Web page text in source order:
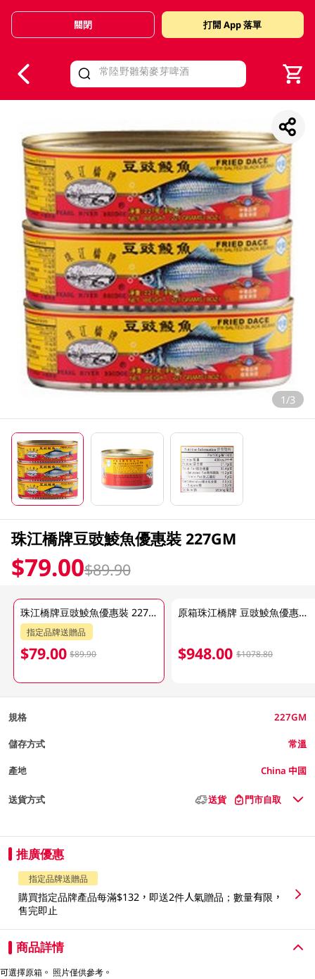
Valid Until 30 June 2026
關閉 打開 App 落單
1/3
珠江橋牌豆豉鯪魚優惠裝 227GM
$79.00$89.90
珠江橋牌豆豉鯪魚優惠裝 227GM
指定品牌送贈品
$79.00 $89.90
原箱珠江橋牌 豆豉鯪魚優惠裝36 X 227GM
$948.00 $1078.80
規格 227GM
儲存方式 常溫
產地 China 中國
送貨方式 送貨 門市自取
推廣優惠
指定品牌送贈品
購買指定品牌產品每滿$132，即送2件人氣贈品；數量有限，
售完即止
商品詳情
可選擇原箱。 照片僅供參考。